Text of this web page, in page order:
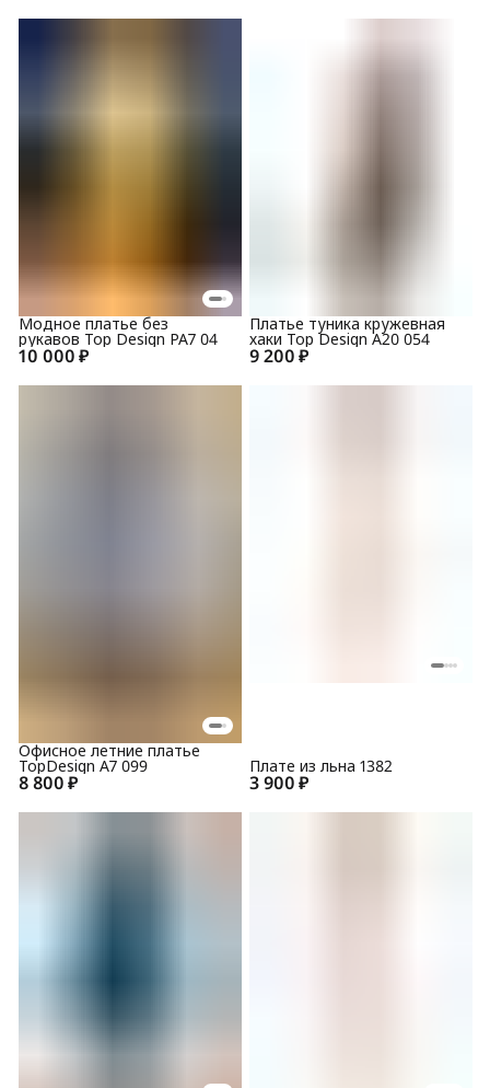
10 000 ₽
Модное платье без
рукавов Top Design PA7 04
9 200 ₽
Платье туника кружевная
хаки Top Design A20 054
8 800 ₽
Офисное летние платье
TopDesign А7 099
3 900 ₽
Плате из льна 1382